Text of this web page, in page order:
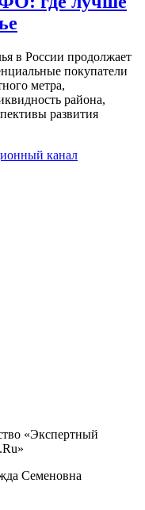
в России продолжает
покупатели
метра,
района,
развития
канал
«Экспертный
Семеновна